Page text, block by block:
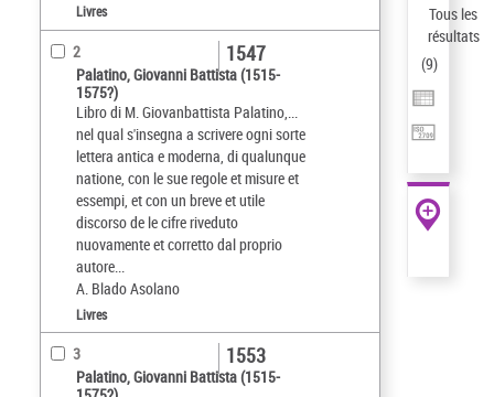
Livres
2
Palatino, Giovanni Battista (1515-
1575?)
Libro di M. Giovanbattista Palatino,...
nel qual s'insegna a scrivere ogni sorte
lettera antica e moderna, di qualunque
natione, con le sue regole et misure et
essempi, et con un breve et utile
discorso de le cifre riveduto
nuovamente et corretto dal proprio
autore...
A. Blado Asolano
1547
Livres
3
Palatino, Giovanni Battista (1515-
1553
Tous les
résultats
(9)